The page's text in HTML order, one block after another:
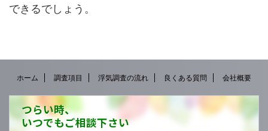
できるでしょう。
ホーム 調査項目 浮気調査の流れ 良くある質問 会社概要
つらい時、
いつでもご相談下さい